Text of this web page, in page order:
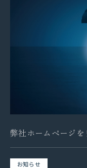
弊社ホームページ
お知らせ